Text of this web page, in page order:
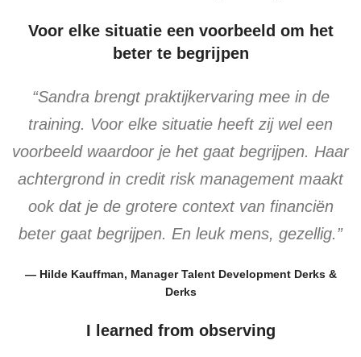
Voor elke situatie een voorbeeld om het
beter te begrijpen
“Sandra brengt praktijkervaring mee in de
training. Voor elke situatie heeft zij wel een
voorbeeld waardoor je het gaat begrijpen. Haar
achtergrond in credit risk management maakt
ook dat je de grotere context van financiën
beter gaat begrijpen. En leuk mens, gezellig.”
— Hilde Kauffman, Manager Talent Development Derks &
Derks
I learned from observing